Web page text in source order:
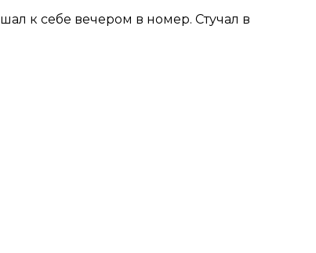
к себе вечером в номер. Стучал в